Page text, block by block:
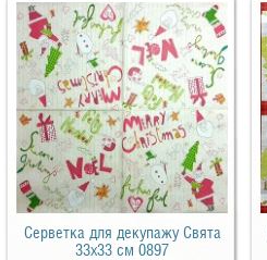
Серветка для декупажу Свята
33х33 см 0897